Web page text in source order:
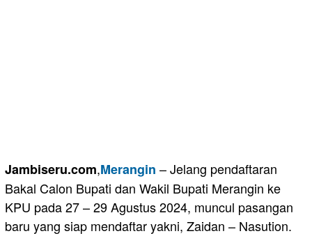
Jambiseru.com,Merangin – Jelang pendaftaran
Bakal Calon Bupati dan Wakil Bupati Merangin ke
KPU pada 27 – 29 Agustus 2024, muncul pasangan
baru yang siap mendaftar yakni, Zaidan – Nasution.